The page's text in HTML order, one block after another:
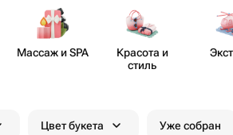
Массаж и SPA
Красота и
стиль
Цвет букета Уже собран